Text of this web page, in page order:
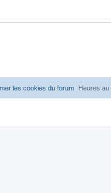
Heures au
les cookies du forum